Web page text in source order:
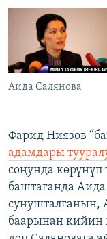
Аида Салянова
Фарид Ниязов
адамдары
соңунда көрүнүп
баштаганда
сунушталганын,
баарынан кийин